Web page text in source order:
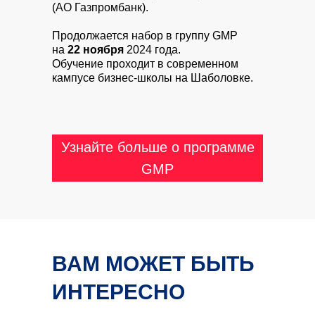
(АО Газпромбанк).
Продолжается набор в группу GMP
на 22 ноября 2024 года.
Обучение проходит в современном
кампусе бизнес-школы на Шаболовке.
Узнайте больше о программе
GMP
ВАМ МОЖЕТ БЫТЬ
ИНТЕРЕСНО